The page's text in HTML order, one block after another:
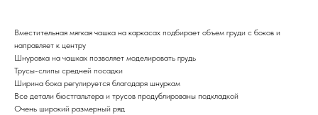
Вместительная мягкая чашка на каркасах подбирает объем груди с боков и
направляет к центру
Шнуровка на чашках позволяет моделировать грудь
Трусы-слипы средней посадки
Ширина бока регулируется благодаря шнуркам
Все детали бюстгальтера и трусов продублированы подкладкой
Очень широкий размерный ряд